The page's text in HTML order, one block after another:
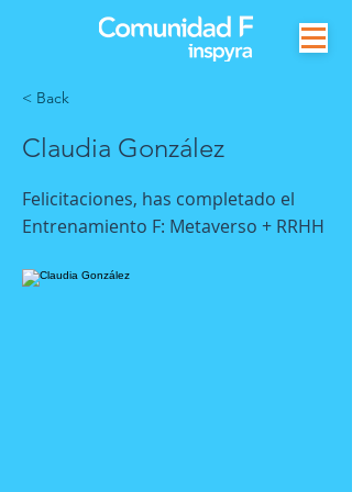
< Back
Claudia González
Felicitaciones, has completado el
Entrenamiento F: Metaverso + RRHH